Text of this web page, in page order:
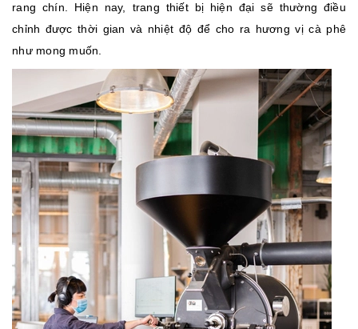
rang chín. Hiện nay, trang thiết bị hiện đại sẽ thường điều
chỉnh được thời gian và nhiệt độ để cho ra hương vị cà phê
như mong muốn.